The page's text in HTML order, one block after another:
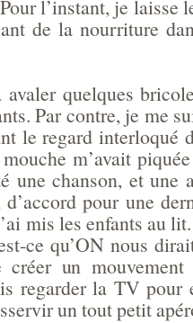
l’instant, je laisse
de la nourriture
avaler quelques
Par contre, je me
le regard interloqué
m’avait
une chanson, et une
pour une
mis les enfants au
ce qu’ON nous
un mouvement
la TV pour
un tout petit